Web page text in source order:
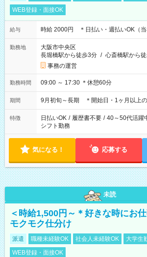
WEB登録・面接OK
給与 時給 2000円 ＊日払い・週払いOK（当
勤務地
大阪市中央区
長堀橋駅から徒歩3分 / 心斎橋駅から
事務の運営
勤務時間 09:00 ～ 17:30 ＊休憩60分
期間 9月初旬～長期 ＊開始日・1ヶ月以上
特徴 日払いOK / 履歴書不要 / 40～50代活躍
シフト勤務
気になる！ 応募する
未読
＜時給1,500円～＊好きな時にお
モクモク仕分け
派遣 職種未経験OK 社会人未経験OK 大学生
WEB登録・面接OK